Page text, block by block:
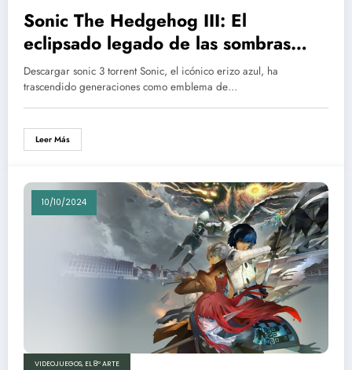
Sonic The Hedgehog III: El
eclipsado legado de las sombras
insondables
Descargar sonic 3 torrent Sonic, el icónico erizo azul, ha
trascendido generaciones como emblema de…
Leer Más
10/10/2024
VIDEOJUEGOS, EL 8º ARTE